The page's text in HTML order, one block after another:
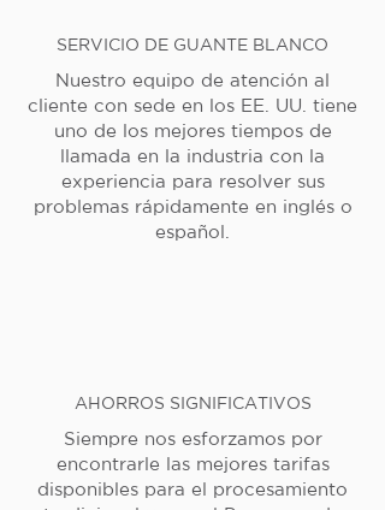
SERVICIO DE GUANTE BLANCO
Nuestro equipo de atención al
cliente con sede en los EE. UU. tiene
uno de los mejores tiempos de
llamada en la industria con la
experiencia para resolver sus
problemas rápidamente en inglés o
español.
AHORROS SIGNIFICATIVOS
Siempre nos esforzamos por
encontrarle las mejores tarifas
disponibles para el procesamiento